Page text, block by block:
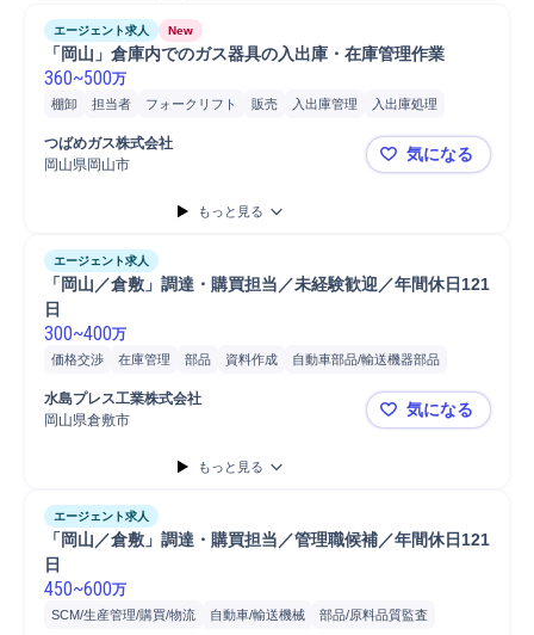
エージェント求人 New
「岡山」倉庫内でのガス器具の入出庫・在庫管理作業
360~500万
棚卸 担当者 フォークリフト 販売 入出庫管理
入出庫処理
自動車/輸送機械
倉庫管理
つばめガス株式会社
岡山県岡山市
「岡山」倉
気になる
もっと見る
エージェント求人
「岡山／倉敷」調達・購買担当／未経験歓迎／年間休日121
日
300~400万
価格交渉 在庫管理 部品 資料作成
自動車部品/輸送機器部品
SCM/生産管理/購買/物流
自動車/輸送機械
コスト削減
納期調整
Microsoft Word
携帯電話/PC/PC周辺機器
PC/Web
Microsoft Excel
Excel グラフ
Excel SUM関数 Microsoft Teams Microsoft Outlo...
水島プレス工業株式会社
岡山県倉敷市
「岡山／倉
気になる
もっと見る
エージェント求人
「岡山／倉敷」調達・購買担当／管理職候補／年間休日121
日
450~600万
SCM/生産管理/購買/物流 自動車/輸送機械
部品/原料品質監査